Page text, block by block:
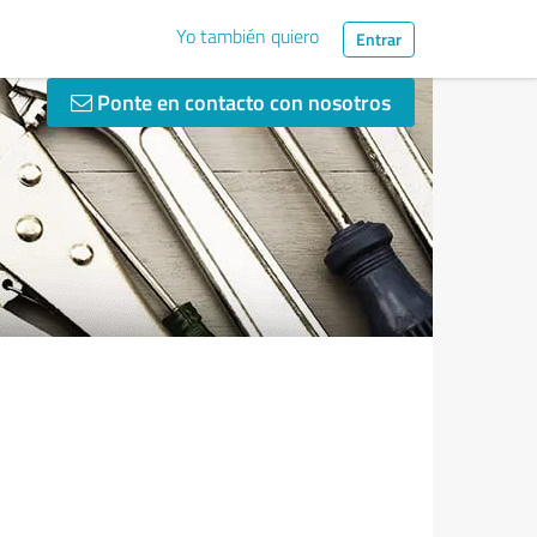
Yo también quiero Entrar
Ponte en contacto con nosotros